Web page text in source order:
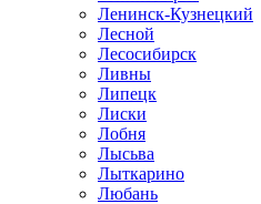
Ленинск-Кузнецкий
Лесной
Лесосибирск
Ливны
Липецк
Лиски
Лобня
Лысьва
Лыткарино
Любань